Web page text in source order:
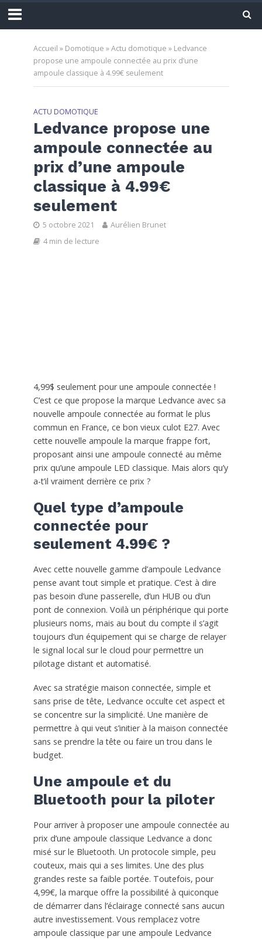
Accueil » Domotique »Actu domotique » Ledvance
propose une ampoule connectée au prix d’une
ampoule classique à 4.99€ seulement
ACTU DOMOTIQUE
Ledvance propose une
ampoule connectée au
prix d’une ampoule
classique à 4.99€
seulement
5 octobre 2021
Aurélien Brunet
4 min de lecture
4,99$ seulement pour une ampoule connectée !
C’est ce que propose la marque Ledvance avec sa
nouvelle ampoule connectée au format le plus
commun en France, ce bon vieux culot E27. Avec
cette nouvelle ampoule la marque frappe fort,
proposant ainsi une ampoule connecté au même
prix qu’une ampoule LED classique. Mais alors qu’y
a-t’il vraiment derrière ce prix ?
Quel type d’ampoule
connectée pour
seulement 4.99€ ?
Avec cette nouvelle gamme d’ampoule Ledvance
pense avant tout simple et pratique. C’est à dire
pas besoin d’une passerelle, d’un HUB ou d’un
pont de connexion. Voilà un périphérique qui porte
plusieurs noms, mais au bout du compte il s’agit
toujours d’un équipement qui se charge de relayer
le signal local sur le cloud pour permettre un
pilotage distant et automatisé.
Avec sa stratégie maison connectée, simple et
sans prise de tête, Ledvance occulte cet aspect et
se concentre sur la simplicité. Une manière de
permettre à qui veut s’initier à la maison connectée
sans se prendre la tête ou faire un trou dans le
budget.
Une ampoule et du
Bluetooth pour la piloter
Pour arriver à proposer une ampoule connectée au
prix d’une ampoule classique Ledvance a donc
misé sur le Bluetooth. Un protocole simple, peu
couteux, mais qui a ses limites. Une des plus
grandes reste sa faible portée. Toutefois, pour
4,99€, la marque offre la possibilité à quiconque
de démarrer dans l’éclairage connecté sans aucun
autre investissement. Vous remplacez votre
ampoule classique par une ampoule Ledvance